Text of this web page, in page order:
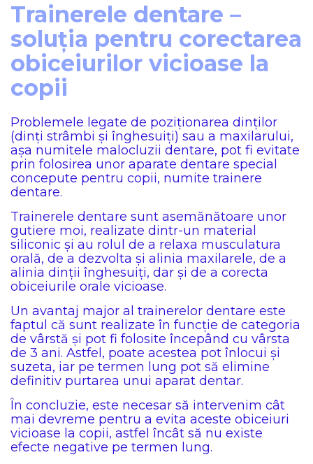
Trainerele dentare –
soluția pentru corectarea
obiceiurilor vicioase la
copii
Problemele legate de poziționarea dinților
(dinți strâmbi și înghesuiți) sau a maxilarului,
așa numitele malocluzii dentare, pot fi evitate
prin folosirea unor aparate dentare special
concepute pentru copii, numite trainere
dentare.
Trainerele dentare sunt asemănătoare unor
gutiere moi, realizate dintr-un material
siliconic și au rolul de a relaxa musculatura
orală, de a dezvolta și alinia maxilarele, de a
alinia dinții înghesuiți, dar și de a corecta
obiceiurile orale vicioase.
Un avantaj major al trainerelor dentare este
faptul că sunt realizate în funcție de categoria
de vârstă și pot fi folosite începând cu vârsta
de 3 ani. Astfel, poate acestea pot înlocui și
suzeta, iar pe termen lung pot să elimine
definitiv purtarea unui aparat dentar.
În concluzie, este necesar să intervenim cât
mai devreme pentru a evita aceste obiceiuri
vicioase la copii, astfel încât să nu existe
efecte negative pe termen lung.